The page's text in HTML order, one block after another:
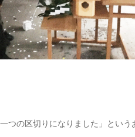
つの区切りになりました」という